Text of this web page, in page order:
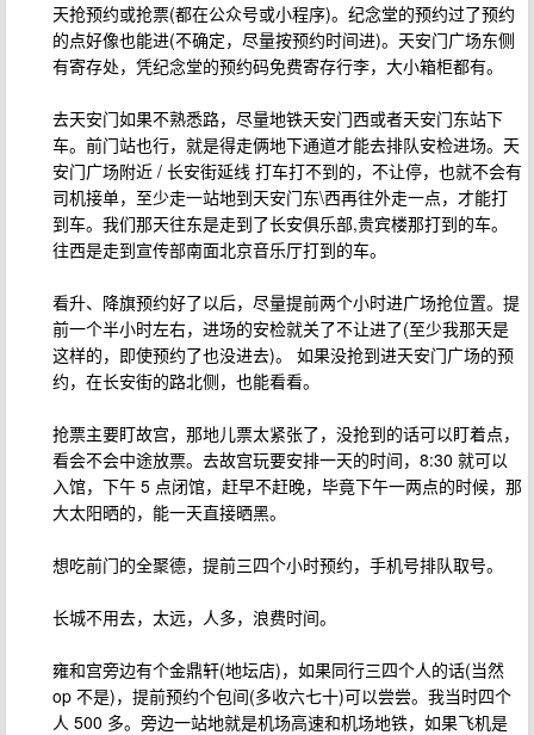
天抢预约或抢票(都在公众号或小程序)。纪念堂的预约过了预约
的点好像也能进(不确定，尽量按预约时间进)。天安门广场东侧
有寄存处，凭纪念堂的预约码免费寄存行李，大小箱柜都有。
去天安门如果不熟悉路，尽量地铁天安门西或者天安门东站下
车。前门站也行，就是得走俩地下通道才能去排队安检进场。天
安门广场附近 / 长安街延线 打车打不到的，不让停，也就不会有
司机接单，至少走一站地到天安门东\西再往外走一点，才能打
到车。我们那天往东是走到了长安俱乐部,贵宾楼那打到的车。
往西是走到宣传部南面北京音乐厅打到的车。
看升、降旗预约好了以后，尽量提前两个小时进广场抢位置。提
前一个半小时左右，进场的安检就关了不让进了(至少我那天是
这样的，即使预约了也没进去)。 如果没抢到进天安门广场的预
约，在长安街的路北侧，也能看看。
抢票主要盯故宫，那地儿票太紧张了，没抢到的话可以盯着点，
看会不会中途放票。去故宫玩要安排一天的时间，8:30 就可以
入馆，下午 5 点闭馆，赶早不赶晚，毕竟下午一两点的时候，那
大太阳晒的，能一天直接晒黑。
想吃前门的全聚德，提前三四个小时预约，手机号排队取号。
长城不用去，太远，人多，浪费时间。
雍和宫旁边有个金鼎轩(地坛店)，如果同行三四个人的话(当然
op 不是)，提前预约个包间(多收六七十)可以尝尝。我当时四个
人 500 多。旁边一站地就是机场高速和机场地铁，如果飞机是